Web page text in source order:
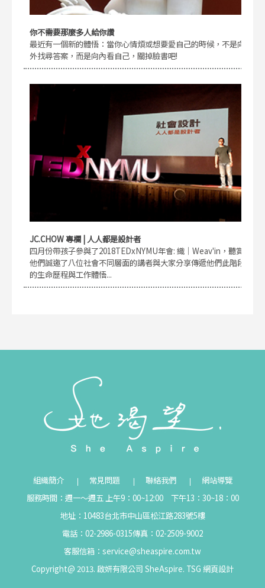
你不需要那麼多人給你讚
最近有一個新的體悟：當你心情煩或想要愛自己的時候，不是向
外找尋答案，而是向內看自己，關掉臉書吧!
JC.CHOW 專欄 | 人人都是設計者
四月份帶孩子參與了2018TEDxNYMU年會: 織｜Weav'in，聽賞
他們誠邀了八位社會不同層面的講者與大家分享傳遞他們此階段
的生命歷程與工作體悟...
組織簡介 常見問題 聯絡我們
網站導覽
服務時間：週一～週五 上午9：00~12:00 下午13：30~18：00
地址：10483台北市中山區松江路283號5樓
電話：02-2986-0315傳真：02-2509-9002
客服信箱： service@sheaspire.com.tw
Copyright@ 2013. 啟妍有限公司 SheAspire. TSG 網頁設計